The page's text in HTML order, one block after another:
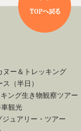
ヌー＆トレッキング
（半日）
ング生き物観察ツアー
観光
ュアリー・ツアー